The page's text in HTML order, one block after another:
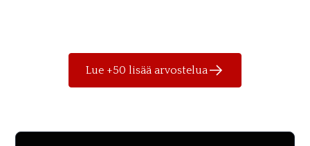
Lue +50 lisää arvostelua